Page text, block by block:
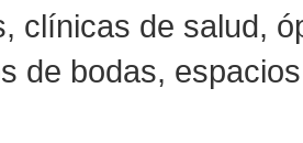
clínicas de salud,
de bodas,